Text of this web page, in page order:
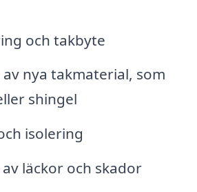
och takbyte
nya takmaterial, som
shingel
isolering
läckor och skador